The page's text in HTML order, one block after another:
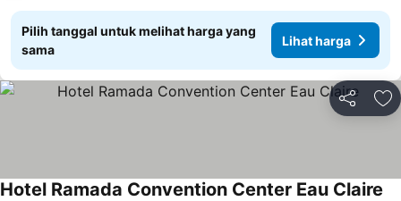
Pilih tanggal untuk melihat harga yang
sama
Lihat harga
Bagikan
Hotel Ramada Convention Center Eau Claire